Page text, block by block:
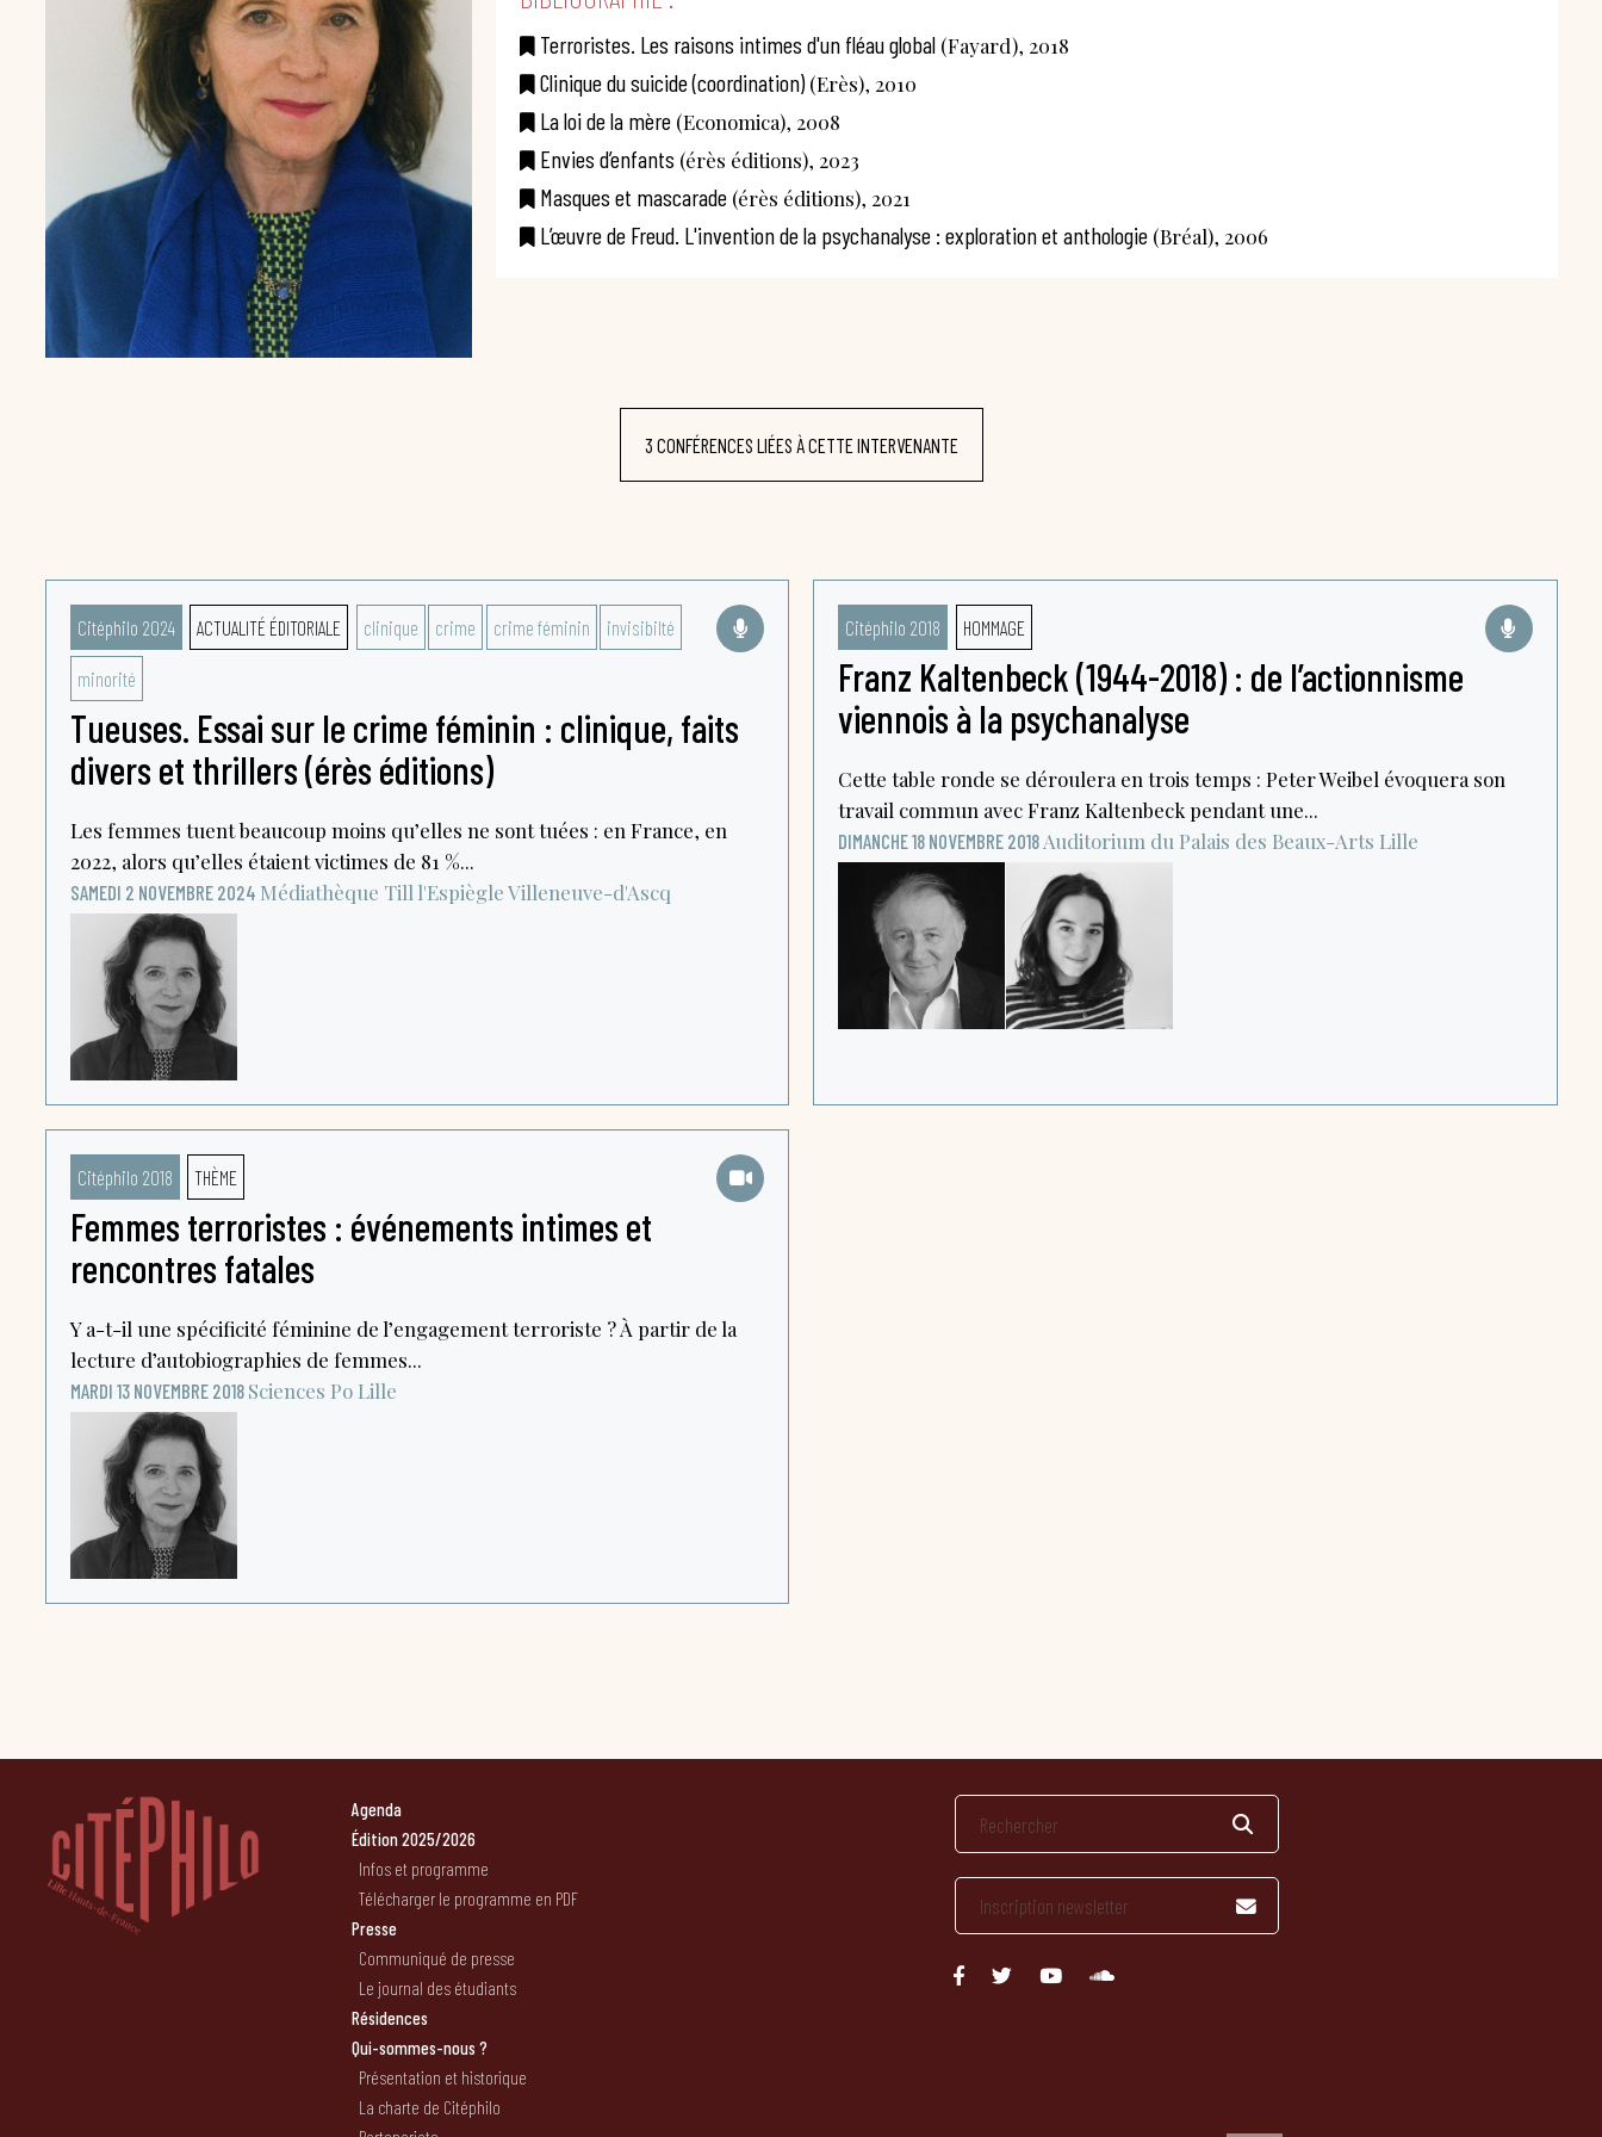
Terroristes. Les raisons intimes d'un fléau global(Fayard), 2018
Clinique du suicide (coordination)(Erès), 2010
La loi de la mère(Economica), 2008
Envies d’enfants (érès éditions), 2023
Masques et mascarade(érès éditions), 2021
L’œuvre de Freud. L'invention de la psychanalyse : exploration et anthologie(Bréal), 2006
3 CONFÉRENCES LIÉES À CETTE INTERVENANTE
Citéphilo 2024 ACTUALITÉ ÉDITORIALE clinique crime crime féminin invisibilté
minorité
Tueuses. Essai sur le crime féminin : clinique, faits
divers et thrillers (érès éditions)
Les femmes tuent beaucoup moins qu’elles ne sont tuées : en France, en
2022, alors qu’elles étaient victimes de 81 %...
SAMEDI 2 NOVEMBRE 2024 Médiathèque Till l'EspiègleVilleneuve-d'Ascq
Citéphilo 2018 HOMMAGE
Franz Kaltenbeck (1944-2018) : de l’actionnisme
viennois à la psychanalyse
Cette table ronde se déroulera en trois temps : Peter Weibel évoquera son
travail commun avec Franz Kaltenbeck pendant une...
DIMANCHE 18 NOVEMBRE 2018 Auditorium du Palais des Beaux-Arts Lille
Citéphilo 2018 THÈME
Femmes terroristes : événements intimes et
rencontres fatales
Y a-t-il une spécificité féminine de l’engagement terroriste ? À partir de la
lecture d’autobiographies de femmes...
MARDI 13 NOVEMBRE 2018 Sciences Po Lille
Agenda
Édition 2025/2026
Infos et programme
Télécharger le programme en PDF
Presse
Communiqué de presse
Le journal des étudiants
Résidences
Qui-sommes-nous ?
Présentation et historique
La charte de Citéphilo